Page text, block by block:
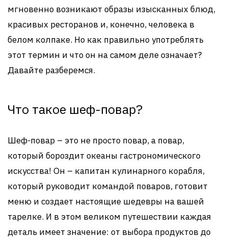
мгновенно возникают образы изысканных блюд,
красивых ресторанов и, конечно, человека в
белом колпаке. Но как правильно употреблять
этот термин и что он на самом деле означает?
Давайте разберемся.
Что такое шеф-повар?
Шеф-повар – это не просто повар, а повар,
который бороздит океаны гастрономического
искусства! Он – капитан кулинарного корабля,
который руководит командой поваров, готовит
меню и создает настоящие шедевры на вашей
тарелке. И в этом великом путешествии каждая
деталь имеет значение: от выбора продуктов до